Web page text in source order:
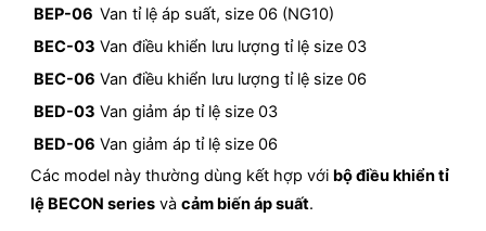
BEP-06 Van tỉ lệ áp suất, size 06 (NG10)
BEC-03 Van điều khiển lưu lượng tỉ lệ size 03
BEC-06 Van điều khiển lưu lượng tỉ lệ size 06
BED-03 Van giảm áp tỉ lệ size 03
BED-06 Van giảm áp tỉ lệ size 06
Các model này thường dùng kết hợp với bộ điều khiển tỉ
lệ BECON series và cảm biến áp suất.